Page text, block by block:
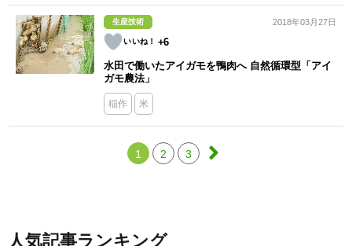
生産技術
+6
2018年03月27日
水田で働いたアイガモを鴨肉へ 自然循環型「アイ
ガモ農法」
稲作 米
1 2 3
人気記事ランキング